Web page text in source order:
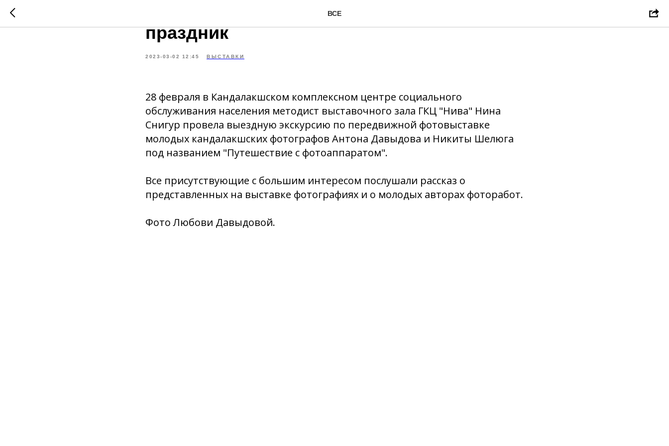
ВСЕ
Пошли на выставку, а попали на
праздник
2023-03-02 12:45 ВЫСТАВКИ
28 февраля в Кандалакшском комплексном центре социального
обслуживания населения методист выставочного зала ГКЦ "Нива" Нина
Снигур провела выездную экскурсию по передвижной фотовыставке
молодых кандалакшских фотографов Антона Давыдова и Никиты Шелюга
под названием "Путешествие с фотоаппаратом".
Все присутствующие с большим интересом послушали рассказ о
представленных на выставке фотографиях и о молодых авторах фоторабот.
Фото Любови Давыдовой.